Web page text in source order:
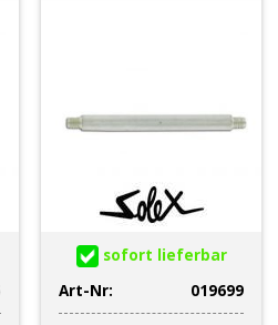
sofort lieferbar
Art-Nr:
019699